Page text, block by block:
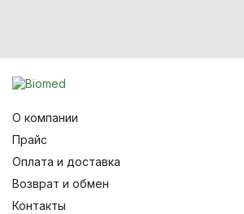
О компании
Прайс
Оплата и доставка
Возврат и обмен
Контакты